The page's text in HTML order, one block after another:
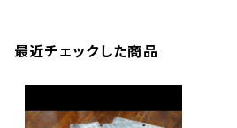
最近チェックした商品